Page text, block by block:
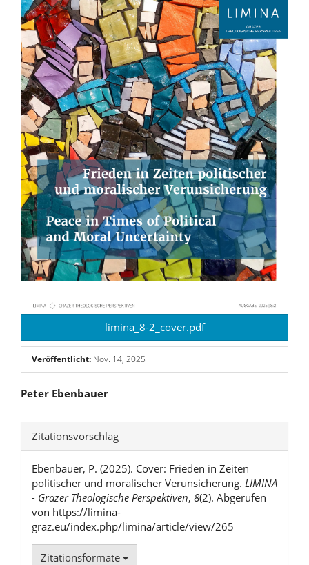
limina_8-2_cover.pdf
Veröffentlicht: Nov. 14, 2025
Hauptsächlicher
Artikelinhalt
Peter Ebenbauer
Artikel-
Details
Zitationsvorschlag
Ebenbauer, P. (2025). Cover: Frieden in Zeiten
politischer und moralischer Verunsicherung. LIMINA
- Grazer Theologische Perspektiven, 8(2). Abgerufen
von https://limina-
graz.eu/index.php/limina/article/view/265
Zitationsformate